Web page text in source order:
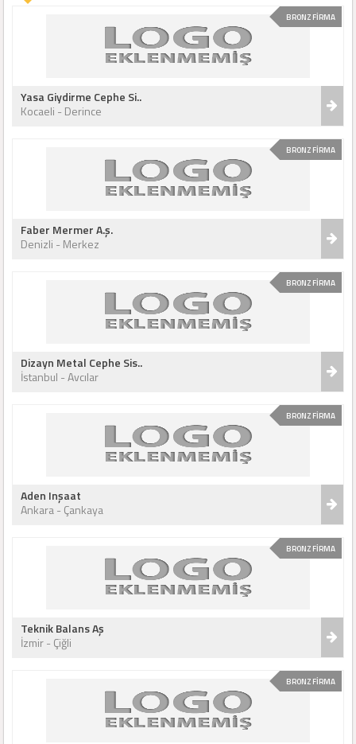
BRONZ FİRMA
Yasa Giydirme Cephe Si..
Kocaeli - Derince
BRONZ FİRMA
Faber Mermer A.ş.
Denizli - Merkez
BRONZ FİRMA
Dizayn Metal Cephe Sis..
İstanbul - Avcılar
BRONZ FİRMA
Aden Inşaat
Ankara - Çankaya
BRONZ FİRMA
Teknik Balans Aş
İzmir - Çiğli
BRONZ FİRMA